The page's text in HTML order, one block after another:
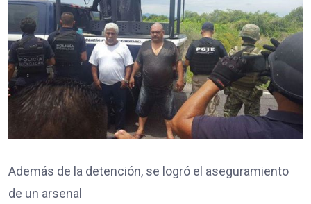
Además de la detención, se logró el aseguramiento
de un arsenal